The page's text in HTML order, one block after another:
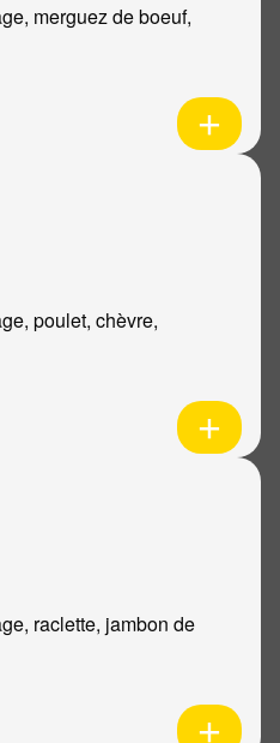
merguez de boeuf,
poulet, chèvre,
raclette, jambon de